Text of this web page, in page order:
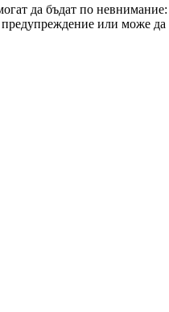
да бъдат по
или може